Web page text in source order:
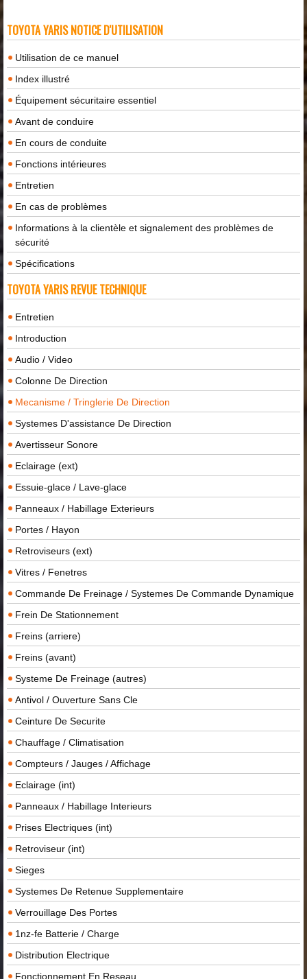
TOYOTA YARIS NOTICE D'UTILISATION
Utilisation de ce manuel
Index illustré
Équipement sécuritaire essentiel
Avant de conduire
En cours de conduite
Fonctions intérieures
Entretien
En cas de problèmes
Informations à la clientèle et signalement des problèmes de
sécurité
Spécifications
TOYOTA YARIS REVUE TECHNIQUE
Entretien
Introduction
Audio / Video
Colonne De Direction
Mecanisme / Tringlerie De Direction
Systemes D'assistance De Direction
Avertisseur Sonore
Eclairage (ext)
Essuie-glace / Lave-glace
Panneaux / Habillage Exterieurs
Portes / Hayon
Retroviseurs (ext)
Vitres / Fenetres
Commande De Freinage / Systemes De Commande Dynamique
Frein De Stationnement
Freins (arriere)
Freins (avant)
Systeme De Freinage (autres)
Antivol / Ouverture Sans Cle
Ceinture De Securite
Chauffage / Climatisation
Compteurs / Jauges / Affichage
Eclairage (int)
Panneaux / Habillage Interieurs
Prises Electriques (int)
Retroviseur (int)
Sieges
Systemes De Retenue Supplementaire
Verrouillage Des Portes
1nz-fe Batterie / Charge
Distribution Electrique
Fonctionnement En Reseau